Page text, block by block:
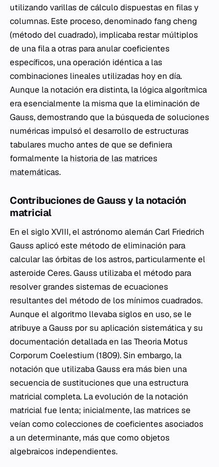
utilizando varillas de cálculo dispuestas en filas y
columnas. Este proceso, denominado fang cheng
(método del cuadrado), implicaba restar múltiplos
de una fila a otras para anular coeficientes
específicos, una operación idéntica a las
combinaciones lineales utilizadas hoy en día.
Aunque la notación era distinta, la lógica algorítmica
era esencialmente la misma que la eliminación de
Gauss, demostrando que la búsqueda de soluciones
numéricas impulsó el desarrollo de estructuras
tabulares mucho antes de que se definiera
formalmente la historia de las matrices
matemáticas.
Contribuciones de Gauss y la notación
matricial
En el siglo XVIII, el astrónomo alemán Carl Friedrich
Gauss aplicó este método de eliminación para
calcular las órbitas de los astros, particularmente el
asteroide Ceres. Gauss utilizaba el método para
resolver grandes sistemas de ecuaciones
resultantes del método de los mínimos cuadrados.
Aunque el algoritmo llevaba siglos en uso, se le
atribuye a Gauss por su aplicación sistemática y su
documentación detallada en las Theoria Motus
Corporum Coelestium (1809). Sin embargo, la
notación que utilizaba Gauss era más bien una
secuencia de sustituciones que una estructura
matricial completa. La evolución de la notación
matricial fue lenta; inicialmente, las matrices se
veían como colecciones de coeficientes asociados
a un determinante, más que como objetos
algebraicos independientes.